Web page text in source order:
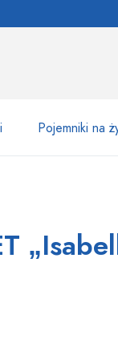
Pojemniki na
według marki
WECK